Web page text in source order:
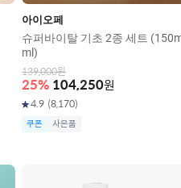
아이오페
슈퍼바이탈 기초 2종 세트
ml)
139,000원
25% 104,250원
4.9 (8,170)
쿠폰 사은품